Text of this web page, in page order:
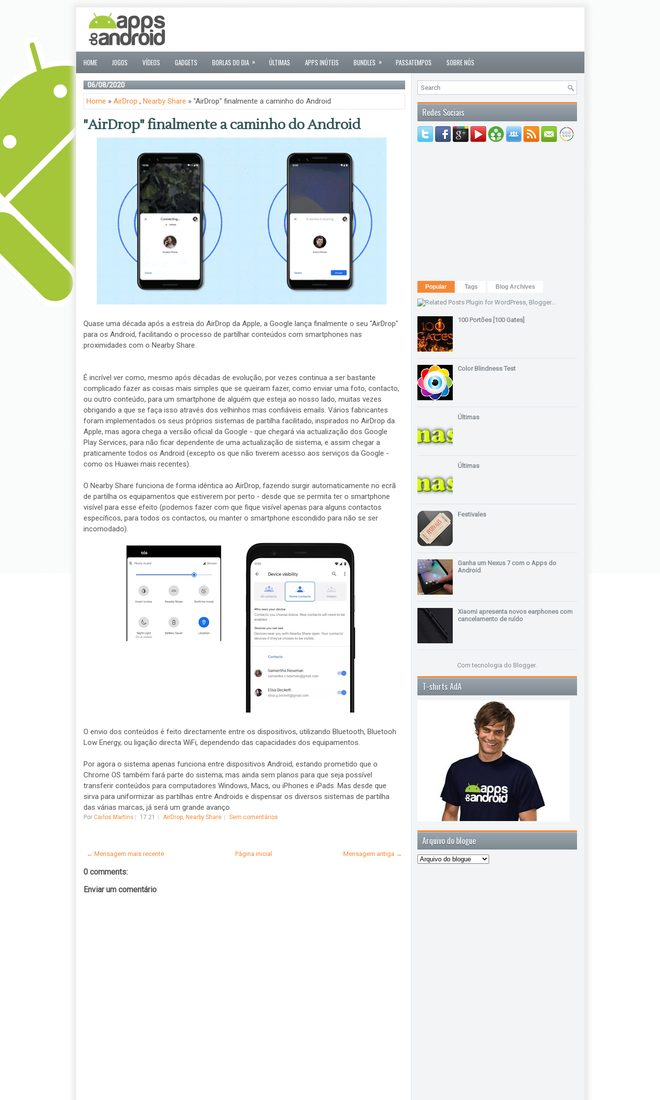
HOME JOGOS VÍDEOS GADGETS BORLAS DO DIA » ÚLTIMAS APPS INÚTEIS BUNDLES » PASSATEMPOS SOBRE NÓS
06/08/2020
Home » AirDrop , Nearby Share » "AirDrop" finalmente a caminho do Android
"AirDrop" finalmente a caminho do Android
Quase uma década após a estreia do AirDrop da Apple, a Google lança finalmente o seu "AirDrop"
para os Android, facilitando o processo de partilhar conteúdos com smartphones nas
proximidades com o Nearby Share.
É incrível ver como, mesmo após décadas de evolução, por vezes continua a ser bastante
complicado fazer as coisas mais simples que se queiram fazer, como enviar uma foto, contacto,
ou outro conteúdo, para um smartphone de alguém que esteja ao nosso lado, muitas vezes
obrigando a que se faça isso através dos velhinhos mas confiáveis emails. Vários fabricantes
foram implementados os seus próprios sistemas de partilha facilitado, inspirados no AirDrop da
Apple, mas agora chega a versão oficial da Google - que chegará via actualização dos Google
Play Services, para não ficar dependente de uma actualização de sistema, e assim chegar a
praticamente todos os Android (excepto os que não tiverem acesso aos serviços da Google -
como os Huawei mais recentes).
O Nearby Share funciona de forma idêntica ao AirDrop, fazendo surgir automaticamente no ecrã
de partilha os equipamentos que estiverem por perto - desde que se permita ter o smartphone
visível para esse efeito (podemos fazer com que fique visível apenas para alguns contactos
específicos, para todos os contactos, ou manter o smartphone escondido para não se ser
incomodado).
O envio dos conteúdos é feito directamente entre os dispositivos, utilizando Bluetooth, Bluetooh
Low Energy, ou ligação directa WiFi, dependendo das capacidades dos equipamentos.
Por agora o sistema apenas funciona entre dispositivos Android, estando prometido que o
Chrome OS também fará parte do sistema; mas ainda sem planos para que seja possível
transferir conteúdos para computadores Windows, Macs, ou iPhones e iPads. Mas desde que
sirva para uniformizar as partilhas entre Androids e dispensar os diversos sistemas de partilha
das várias marcas, já será um grande avanço.
Por Carlos Martins 17:21 AirDrop, Nearby Share Sem comentários
← Mensagem mais recente Mensagem antiga →
Página inicial
0 comments:
Enviar um comentário
Redes Sociais
Popular Tags Blog Archives
100 Portões [100 Gates]
Color Blindness Test
Últimas
Últimas
Festivales
Ganha um Nexus 7 com o Apps do
Android
Xiaomi apresenta novos earphones com
cancelamento de ruído
Com tecnologia do Blogger.
T-shirts AdA
Arquivo do blogue